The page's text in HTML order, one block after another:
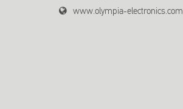
www.olympia-electronics.com